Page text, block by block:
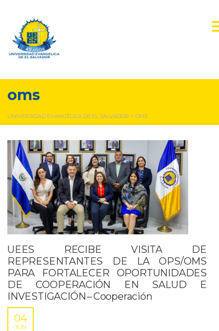
oms
UNIVERSIDAD EVANGÉLICA DE EL SALVADOR > OMS
UEES RECIBE VISITA DE
REPRESENTANTES DE LA OPS/OMS
PARA FORTALECER OPORTUNIDADES
DE COOPERACIÓN EN SALUD E
INVESTIGACIÓN – Cooperación
04
JUN